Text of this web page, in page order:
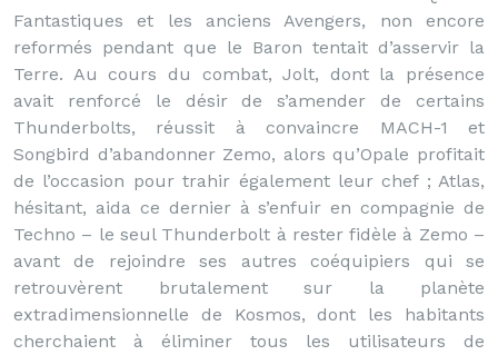
Fantastiques et les anciens Avengers, non encore
reformés pendant que le Baron tentait d’asservir la
Terre. Au cours du combat, Jolt, dont la présence
avait renforcé le désir de s’amender de certains
Thunderbolts, réussit à convaincre MACH-1 et
Songbird d’abandonner Zemo, alors qu’Opale profitait
de l’occasion pour trahir également leur chef ; Atlas,
hésitant, aida ce dernier à s’enfuir en compagnie de
Techno – le seul Thunderbolt à rester fidèle à Zemo –
avant de rejoindre ses autres coéquipiers qui se
retrouvèrent brutalement sur la planète
extradimensionnelle de Kosmos, dont les habitants
cherchaient à éliminer tous les utilisateurs de